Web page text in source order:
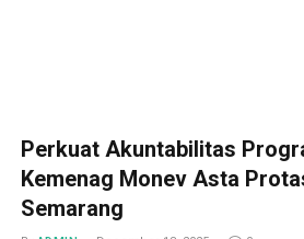
Perkuat Akuntabilitas
Kemenag Monev Asta
Semarang